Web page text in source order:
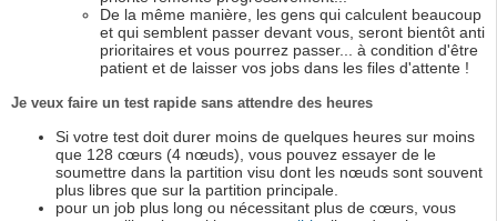
De la même manière, les gens qui calculent beaucoup
et qui semblent passer devant vous, seront bientôt anti
prioritaires et vous pourrez passer... à condition d'être
patient et de laisser vos jobs dans les files d'attente !
Je veux faire un test rapide sans attendre des heures
Si votre test doit durer moins de quelques heures sur moins
que 128 cœurs (4 nœuds), vous pouvez essayer de le
soumettre dans la partition visu dont les nœuds sont souvent
plus libres que sur la partition principale.
pour un job plus long ou nécessitant plus de cœurs, vous